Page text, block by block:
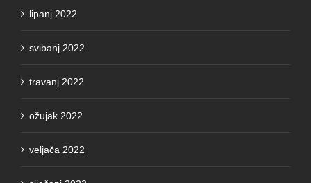
svibanj 2022
travanj 2022
ožujak 2022
veljača 2022
siječanj 2022